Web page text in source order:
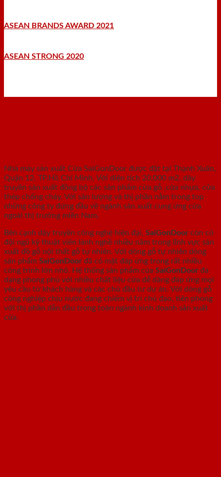
ASEAN BRANDS AWARD 2021
ASEAN STRONG 2020
Nhà máy sản xuất Cửa SaiGonDoor được đặt tại Thạnh Xuân,
Quận 12, TP.Hồ Chí Minh. Với diện tích 20.000 m2, dây
truyền sản xuất đồng bộ các sản phẩm cửa gỗ ,cửa nhựa, cửa
thép chống cháy. Với sản lượng và thị phần nằm trong top
những công ty đứng đầu về ngành sản xuất cung ứng cửa
ngoài thị trường miền Nam.
Bên cạnh dây truyền công nghệ hiện đại, SaiGonDoor còn có
đội ngũ kỹ thuật viên lành nghề nhiều năm trong lĩnh vực sản
xuất đồ gỗ nội thất gỗ tự nhiên. Với dòng gỗ tự nhiên dòng
sản phẩm SaiGonDoor đã có mặt đáp ứng trong rất nhiều
công trình lớn nhỏ. Hệ thống sản phẩm của SaiGonDoor đa
dạng phong phú với nhiều chất liệu cửa dễ dàng đáp ứng mọi
yêu cầu từ khách hàng và các chủ đầu tư dự án. Với dòng gỗ
công nghiệp chịu nước đang chiếm vị trí chủ đạo, tiên phong
với thị phần dẫn đầu trong toàn ngành kinh doanh sản xuất
cửa.